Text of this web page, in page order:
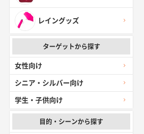
レイングッズ
ターゲットから探す
女性向け
シニア・シルバー向け
学生・子供向け
目的・シーンから探す